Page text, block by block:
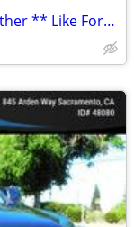
2015 Lincoln MKC ** Low Miles ** Leather ** Like Ford Escape